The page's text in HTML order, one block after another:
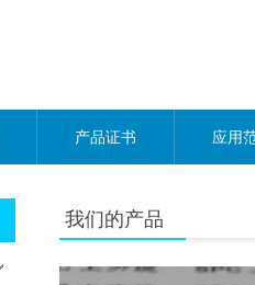
产品证书 应用
我们的产品